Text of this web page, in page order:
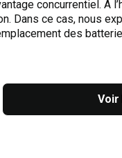
concurrentiel. À
Dans ce cas, nous
des
Voir